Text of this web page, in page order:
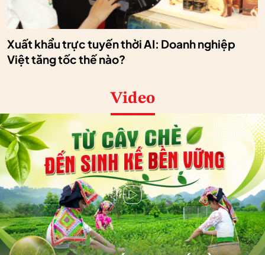
Xuất khẩu trực tuyến thời AI: Doanh nghiệp
Việt tăng tốc thế nào?
Video